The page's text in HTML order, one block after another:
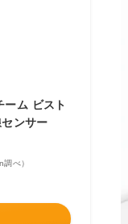
ーム ビスト
ンサー
べ）